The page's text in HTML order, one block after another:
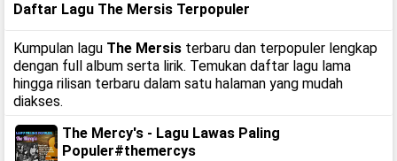
Daftar Lagu The Mersis Terpopuler
Kumpulan lagu The Mersis terbaru dan terpopuler lengkap
dengan full album serta lirik. Temukan daftar lagu lama
hingga rilisan terbaru dalam satu halaman yang mudah
diakses.
The Mercy's - Lagu Lawas Paling
Populer#themercys